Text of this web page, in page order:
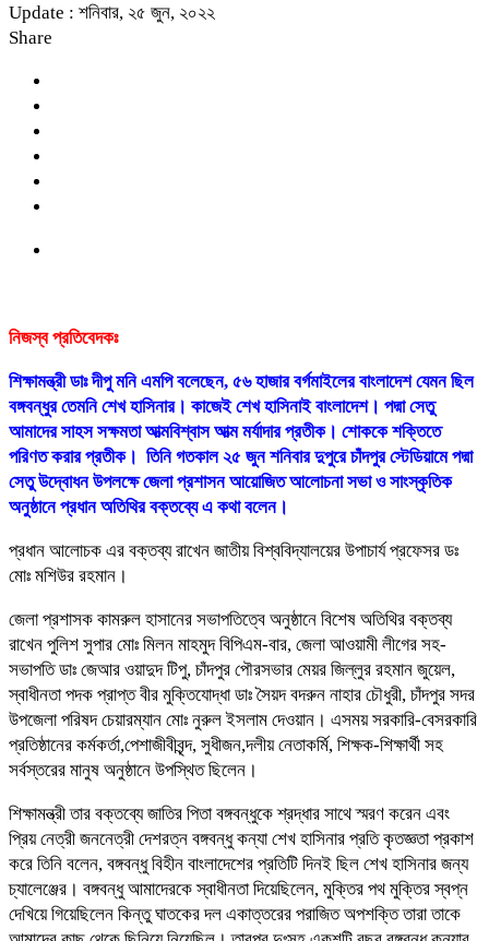
Update : শনিবার, ২৫ জুন, ২০২২
Share
নিজস্ব প্রতিবেদকঃ
শিক্ষামন্ত্রী ডাঃ দীপু মনি এমপি বলেছেন, ৫৬ হাজার বর্গমাইলের বাংলাদেশ যেমন ছিল
বঙ্গবন্ধুর তেমনি শেখ হাসিনার। কাজেই শেখ হাসিনাই বাংলাদেশ। পদ্মা সেতু
আমাদের সাহস সক্ষমতা আত্মবিশ্বাস আত্ম মর্যাদার প্রতীক। শোককে শক্তিতে
পরিণত করার প্রতীক। তিনি গতকাল ২৫ জুন শনিবার দুপুরে চাঁদপুর স্টেডিয়ামে পদ্মা
সেতু উদ্বোধন উপলক্ষে জেলা প্রশাসন আয়োজিত আলোচনা সভা ও সাংস্কৃতিক
অনুষ্ঠানে প্রধান অতিথির বক্তব্যে এ কথা বলেন।
প্রধান আলোচক এর বক্তব্য রাখেন জাতীয় বিশ্ববিদ্যালয়ের উপাচার্য প্রফেসর ডঃ
মোঃ মশিউর রহমান।
জেলা প্রশাসক কামরুল হাসানের সভাপতিত্বে অনুষ্ঠানে বিশেষ অতিথির বক্তব্য
রাখেন পুলিশ সুপার মোঃ মিলন মাহমুদ বিপিএম-বার, জেলা আওয়ামী লীগের সহ-
সভাপতি ডাঃ জেআর ওয়াদুদ টিপু, চাঁদপুর পৌরসভার মেয়র জিল্লুর রহমান জুয়েল,
স্বাধীনতা পদক প্রাপ্ত বীর মুক্তিযোদ্ধা ডাঃ সৈয়দ বদরুন নাহার চৌধুরী, চাঁদপুর সদর
উপজেলা পরিষদ চেয়ারম্যান মোঃ নুরুল ইসলাম দেওয়ান। এসময় সরকারি-বেসরকারি
প্রতিষ্ঠানের কর্মকর্তা,পেশাজীবীবৃন্দ, সুধীজন,দলীয় নেতাকর্মি, শিক্ষক-শিক্ষার্থী সহ
সর্বস্তরের মানুষ অনুষ্ঠানে উপস্থিত ছিলেন।
শিক্ষামন্ত্রী তার বক্তব্যে জাতির পিতা বঙ্গবন্ধুকে শ্রদ্ধার সাথে স্মরণ করেন এবং
প্রিয় নেত্রী জননেত্রী দেশরত্ন বঙ্গবন্ধু কন্যা শেখ হাসিনার প্রতি কৃতজ্ঞতা প্রকাশ
করে তিনি বলেন, বঙ্গবন্ধু বিহীন বাংলাদেশের প্রতিটি দিনই ছিল শেখ হাসিনার জন্য
চ্যালেঞ্জের। বঙ্গবন্ধু আমাদেরকে স্বাধীনতা দিয়েছিলেন, মুক্তির পথ মুক্তির স্বপ্ন
দেখিয়ে গিয়েছিলেন কিন্তু ঘাতকের দল একাত্তরের পরাজিত অপশক্তি তারা তাকে